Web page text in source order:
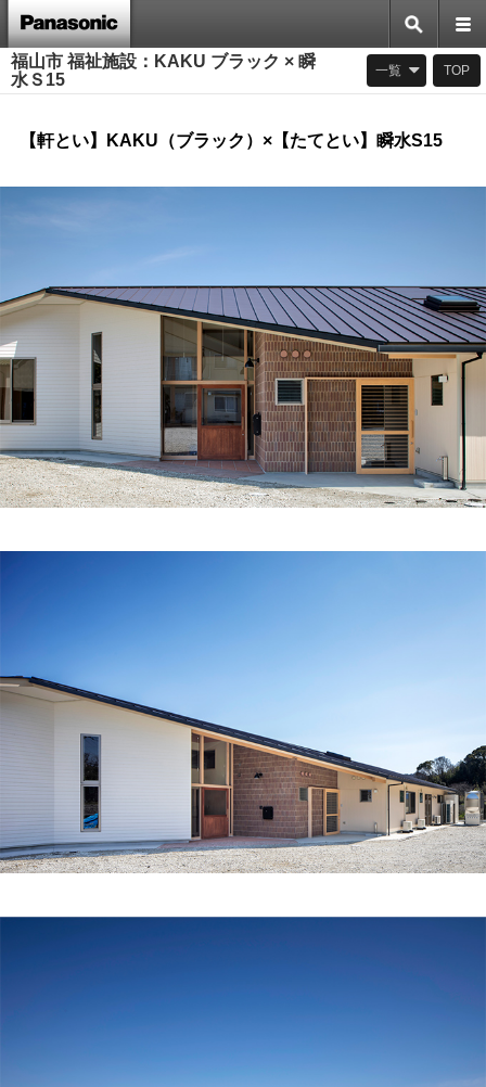
福山市 福祉施設：KAKU ブラック × 瞬
水Ｓ15
一覧 TOP
【軒とい】KAKU（ブラック）×【たてとい】瞬水S15